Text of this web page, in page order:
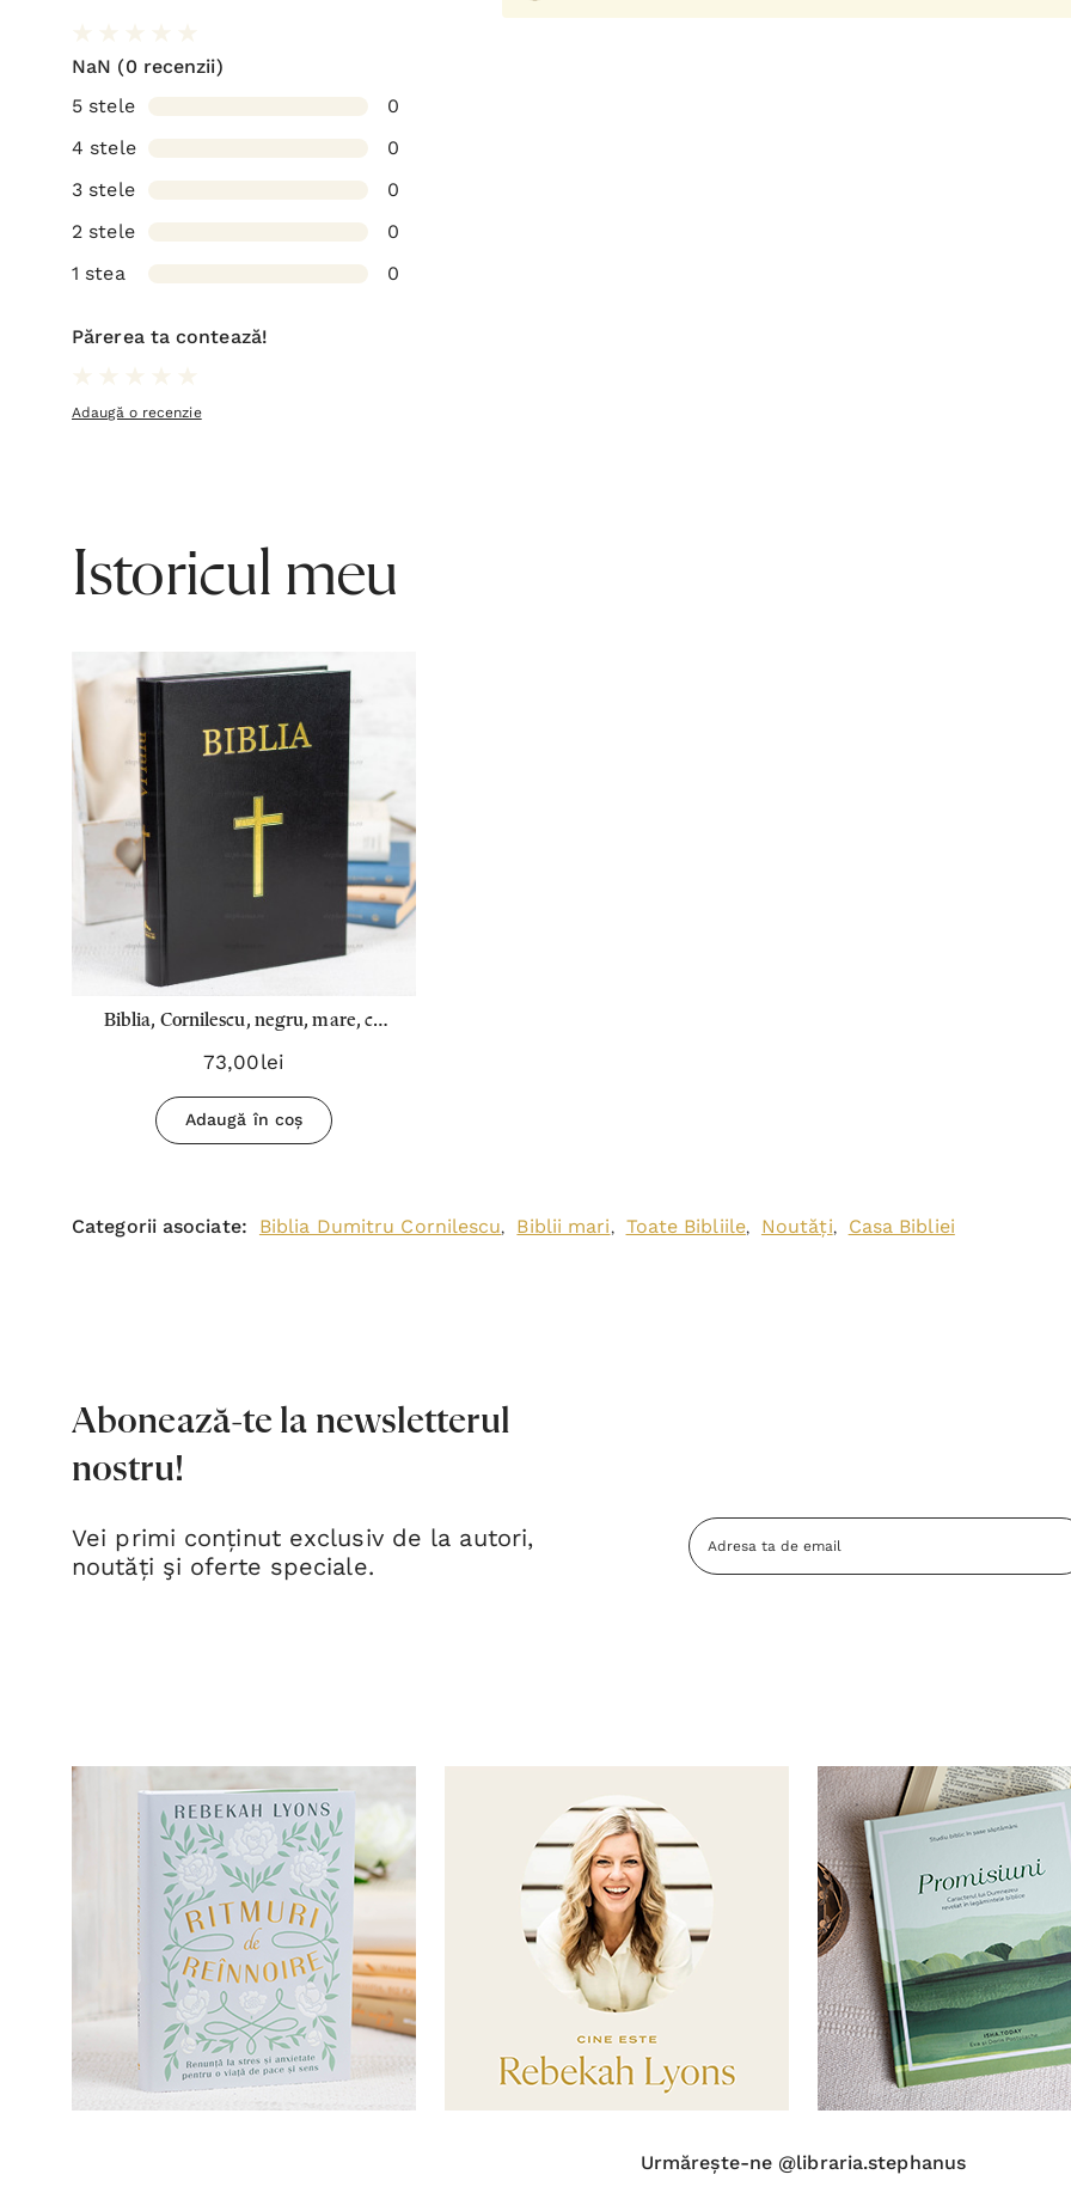
NaN (0 recenzii)
5 stele
0
4 stele
0
3 stele
0
2 stele
0
1 stea
0
Părerea ta contează!
Adaugă o recenzie
Istoricul meu
Biblia, Cornilescu, negru, mare, cu
cruce - 073 CT, EVS
73,00lei
Adaugă în coș
Categorii asociate: Biblia Dumitru Cornilescu, Biblii mari, Toate Bibliile, Noutăți, Casa Bibliei
Abonează-te la newsletterul
nostru!
Vei primi conținut exclusiv de la autori,
noutăți şi oferte speciale.
Adresa
Email
Urmărește-ne @libraria.stephanus